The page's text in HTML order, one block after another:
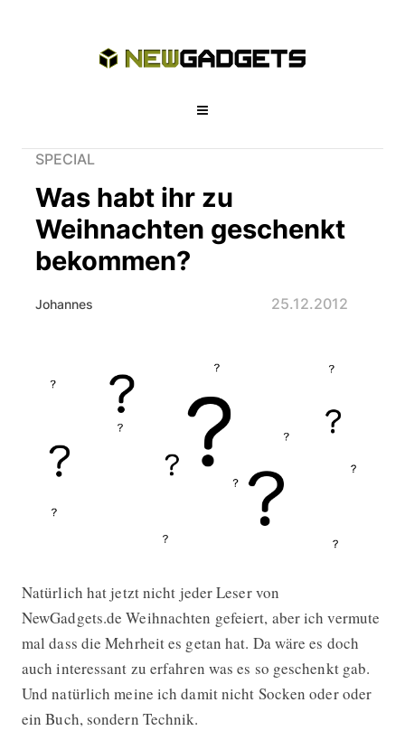
SPECIAL
Was habt ihr zu
Weihnachten geschenkt
bekommen?
Johannes 25.12.2012
Was habt ihr zu Weihnachten
Natürlich hat jetzt nicht jeder Leser von
NewGadgets.de Weihnachten gefeiert, aber ich vermute
mal dass die Mehrheit es getan hat. Da wäre es doch
auch interessant zu erfahren was es so geschenkt gab.
Und natürlich meine ich damit nicht Socken oder oder
ein Buch, sondern Technik.